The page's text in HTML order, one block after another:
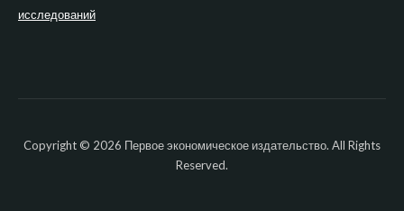
исследований
Copyright © 2026 Первое экономическое издательство. All Rights
Reserved.